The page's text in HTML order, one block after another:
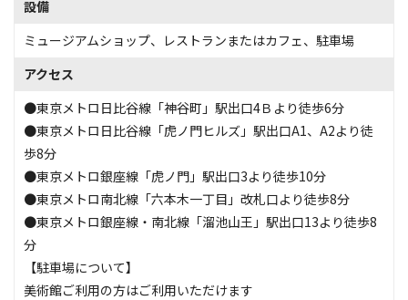
設備
ミュージアムショップ、 レストランまたはカフェ、 駐車場
アクセス
●東京メトロ日比谷線「神谷町」駅出口4Ｂより徒歩6分
●東京メトロ日比谷線「虎ノ門ヒルズ」駅出口A1、A2より徒
歩8分
●東京メトロ銀座線「虎ノ門」駅出口3より徒歩10分
●東京メトロ南北線「六本木一丁目」改札口より徒歩8分
●東京メトロ銀座線・南北線「溜池山王」駅出口13より徒歩8
分
【駐車場について】
美術館ご利用の方はご利用いただけます